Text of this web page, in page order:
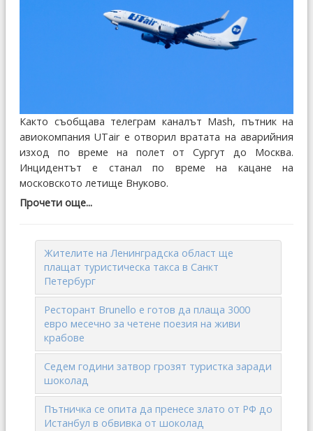
Както съобщава телеграм каналът Mash, пътник на
авиокомпания UTair е отворил вратата на аварийния
изход по време на полет от Сургут до Москва.
Инцидентът е станал по време на кацане на
московското летище Внуково.
Прочети още...
Жителите на Ленинградска област ще
плащат туристическа такса в Санкт
Петербург
Ресторант Brunello е готов да плаща 3000
евро месечно за четене поезия на живи
крабове
Седем години затвор грозят туристка заради
шоколад
Пътничка се опита да пренесе злато от РФ до
Истанбул в обвивка от шоколад